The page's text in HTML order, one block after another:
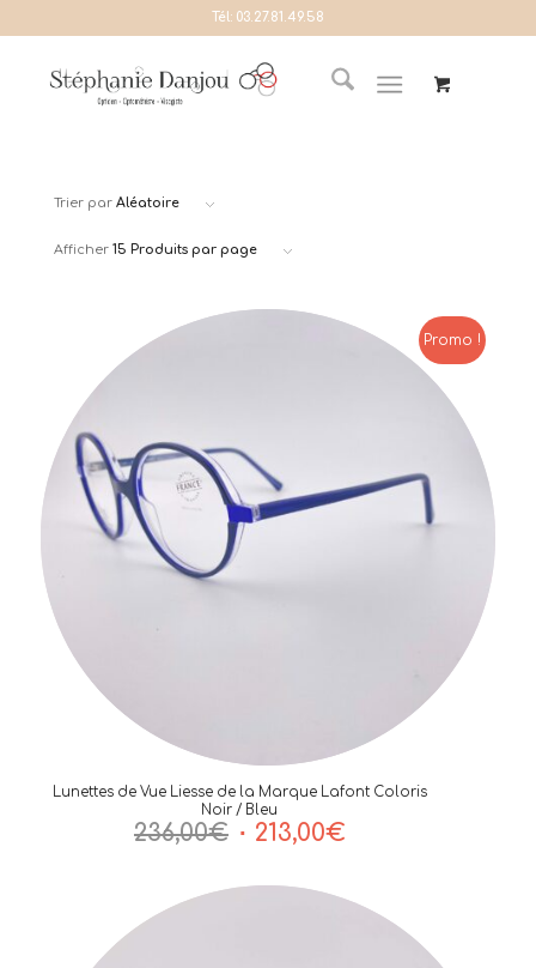
Tél: 03.27.81.49.58
Trier par Aléatoire
Afficher 15 Produits par page
Promo !
Lunettes de Vue Liesse de la Marque Lafont Coloris
Noir / Bleu
236,00€ Le
initial
213,00€Le
est :
213,00€.